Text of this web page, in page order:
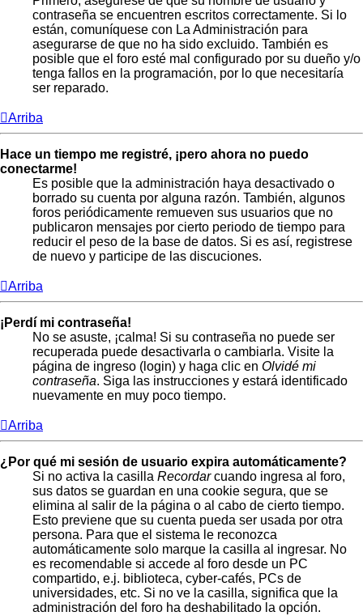
contraseña se encuentren escritos correctamente. Si lo
están, comuníquese con La Administración para
asegurarse de que no ha sido excluido. También es
posible que el foro esté mal configurado por su dueño y/o
tenga fallos en la programación, por lo que necesitaría
ser reparado.
Arriba
Hace un tiempo me registré, ¡pero ahora no puedo
conectarme!
Es posible que la administración haya desactivado o
borrado su cuenta por alguna razón. También, algunos
foros periódicamente remueven sus usuarios que no
publicaron mensajes por cierto periodo de tiempo para
reducir el peso de la base de datos. Si es así, registrese
de nuevo y participe de las discuciones.
Arriba
¡Perdí mi contraseña!
No se asuste, ¡calma! Si su contraseña no puede ser
recuperada puede desactivarla o cambiarla. Visite la
página de ingreso (login) y haga clic en Olvidé mi
contraseña. Siga las instrucciones y estará identificado
nuevamente en muy poco tiempo.
Arriba
¿Por qué mi sesión de usuario expira automáticamente?
Si no activa la casilla Recordarcuando ingresa al foro,
sus datos se guardan en una cookie segura, que se
elimina al salir de la página o al cabo de cierto tiempo.
Esto previene que su cuenta pueda ser usada por otra
persona. Para que el sistema le reconozca
automáticamente solo marque la casilla al ingresar. No
es recomendable si accede al foro desde un PC
compartido, e.j. biblioteca, cyber-cafés, PCs de
universidades, etc. Si no ve la casilla, significa que la
administración del foro ha deshabilitado la opción.